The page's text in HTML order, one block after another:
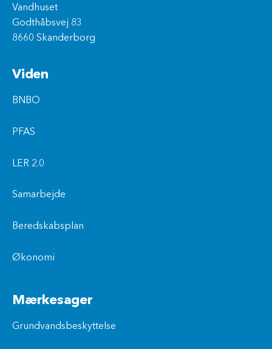
Vandhuset
Godthåbsvej 83
8660 Skanderborg
Viden
BNBO
PFAS
LER 2.0
Samarbejde
Beredskabsplan
Økonomi
Mærkesager
Grundvandsbeskyttelse